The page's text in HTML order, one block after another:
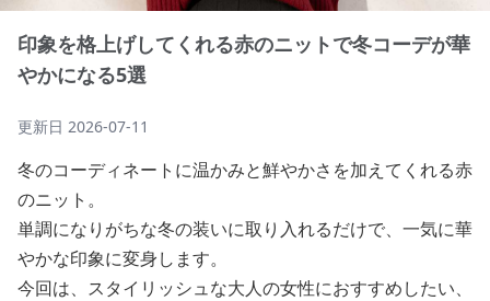
印象を格上げしてくれる赤のニットで冬コーデが華
やかになる5選
更新日 2026-07-11
冬のコーディネートに温かみと鮮やかさを加えてくれる赤
のニット。
単調になりがちな冬の装いに取り入れるだけで、一気に華
やかな印象に変身します。
今回は、スタイリッシュな大人の女性におすすめしたい、